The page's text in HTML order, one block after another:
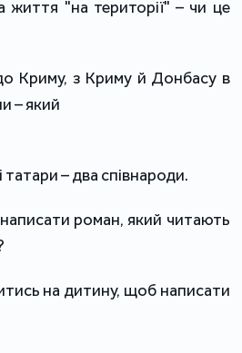
життя "на території" – чи це
Криму, з Криму й Донбасу в
– який
татари – два співнароди.
роман, який читають
на дитину, щоб написати